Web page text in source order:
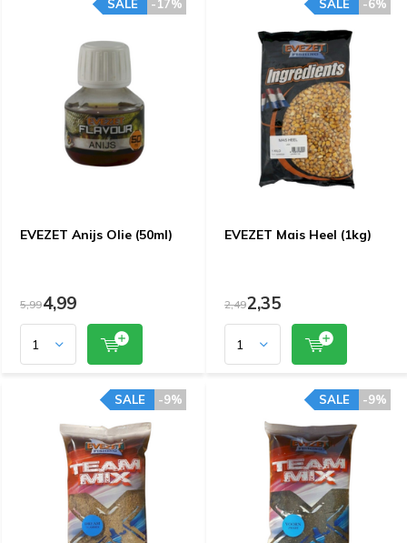
EVEZET Anijs Olie (50ml)
-17%
SALE
5,994,99
EVEZET Mais Heel (1kg)
-6%
SALE
2,492,35
-9%
SALE -9%
SALE